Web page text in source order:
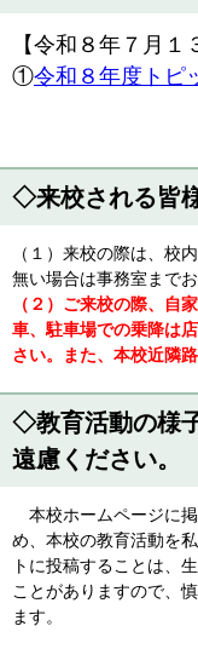
【令和８年７月１
①令和８年度トピ
◇来校される皆
（１）来校の際は、校
無い場合は事務室まで
（２）ご来校の際、自
車、駐車場での乗降は
さい。また、本校近隣
◇教育活動の様
遠慮ください。
本校ホームページに
め、本校の教育活動を
トに投稿することは、
ことがありますので、
ます。